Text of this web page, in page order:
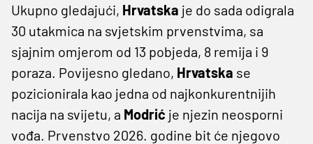
Ukupno gledajući, Hrvatska je do sada odigrala
30 utakmica na svjetskim prvenstvima, sa
sjajnim omjerom od 13 pobjeda, 8 remija i 9
poraza. Povijesno gledano, Hrvatska se
pozicionirala kao jedna od najkonkurentnijih
nacija na svijetu, a Modrić je njezin neosporni
vođa. Prvenstvo 2026. godine bit će njegovo